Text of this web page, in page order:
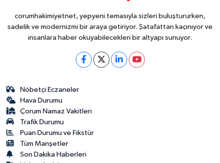
corumhakimiyetnet, yepyeni temasıyla sizleri buluştururken,
sadelik ve modernizmi bir araya getiriyor. Şatafattan kaçınıyor ve
insanlara haber okuyabilecekleri bir altyapı sunuyor.
Nöbetçi Eczaneler
Hava Durumu
Çorum Namaz Vakitleri
Trafik Durumu
Puan Durumu ve Fikstür
Tüm Manşetler
Son Dakika Haberleri